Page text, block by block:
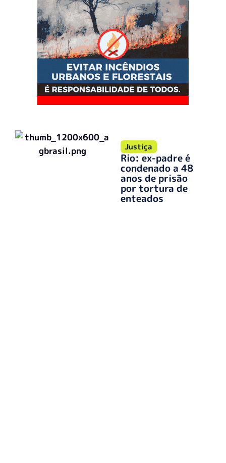
Justiça
Rio: ex-padre é
condenado a 48
anos de prisão
por tortura de
enteados